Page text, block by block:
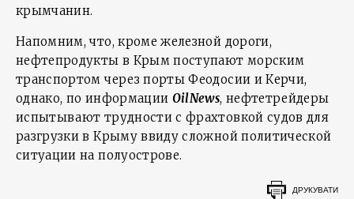
крымчанин.
Напомним, что, кроме железной дороги,
нефтепродукты в Крым поступают морским
транспортом через порты Феодосии и Керчи,
однако, по информации OilNews, нефтетрейдеры
испытывают трудности с фрахтовкой судов для
разгрузки в Крыму ввиду сложной политической
ситуации на полуострове.
ДРУКУВАТИ